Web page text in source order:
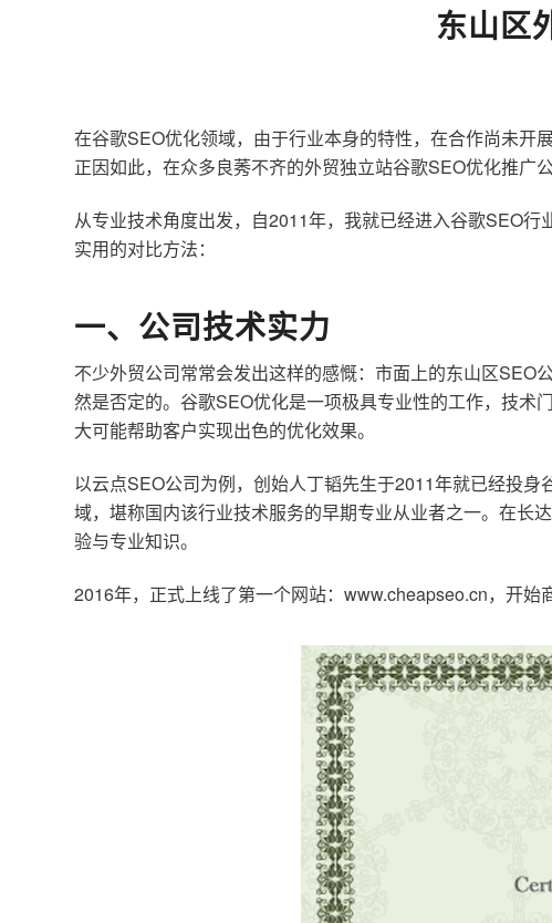
东山区
在谷歌SEO优化领域，由于行业本身的特性，在合作尚未开
正因如此，在众多良莠不齐的外贸独立站谷歌SEO优化推广
从专业技术角度出发，自2011年，我就已经进入谷歌SEO
实用的对比方法：
一、公司技术实力
不少外贸公司常常会发出这样的感慨：市面上的东山区SEO
然是否定的。谷歌SEO优化是一项极具专业性的工作，技术
大可能帮助客户实现出色的优化效果。
以云点SEO公司为例，创始人丁韬先生于2011年就已经投
域，堪称国内该行业技术服务的早期专业从业者之一。在长
验与专业知识。
2016年，正式上线了第一个网站：www.cheapseo.cn，开始